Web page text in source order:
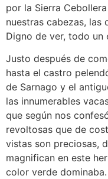
por la Sierra
nuestras cabezas, las
Digno de ver, todo un
Justo después de
hasta el castro
de Sarnago y el
las innumerables
que según nos
revoltosas que de
vistas son preciosas,
magnifican en este
color verde dominaba.